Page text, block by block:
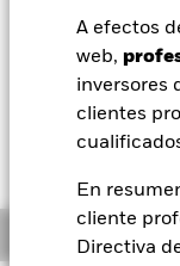
A efectos
web,
inversores
clientes
En
cliente
Directiva
BlackRock
iShares
Nuestra
Variación del valor
USD -0,13